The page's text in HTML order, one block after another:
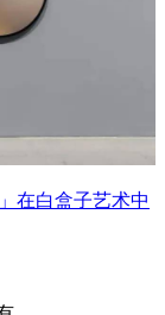
在白盒子艺术中